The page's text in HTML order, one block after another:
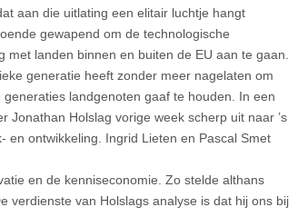
aan die uitlating een elitair luchtje hangt
gewapend om de technologische
met landen binnen en buiten de EU aan te gaan.
generatie heeft zonder meer nagelaten om
landgenoten gaaf te houden. In een
Jonathan Holslag vorige week scherp uit naar ’s
en ontwikkeling. Ingrid Lieten en Pascal Smet
en de kenniseconomie. Zo stelde althans
verdienste van Holslags analyse is dat hij ons bij